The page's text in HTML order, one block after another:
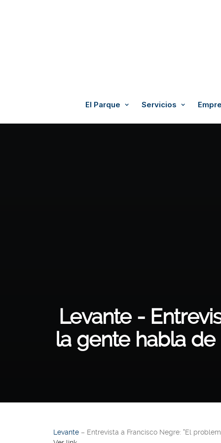
El Parque Servicios
Levante -
la gente habla
Levante – Entrevista a Francisco Negre: "El